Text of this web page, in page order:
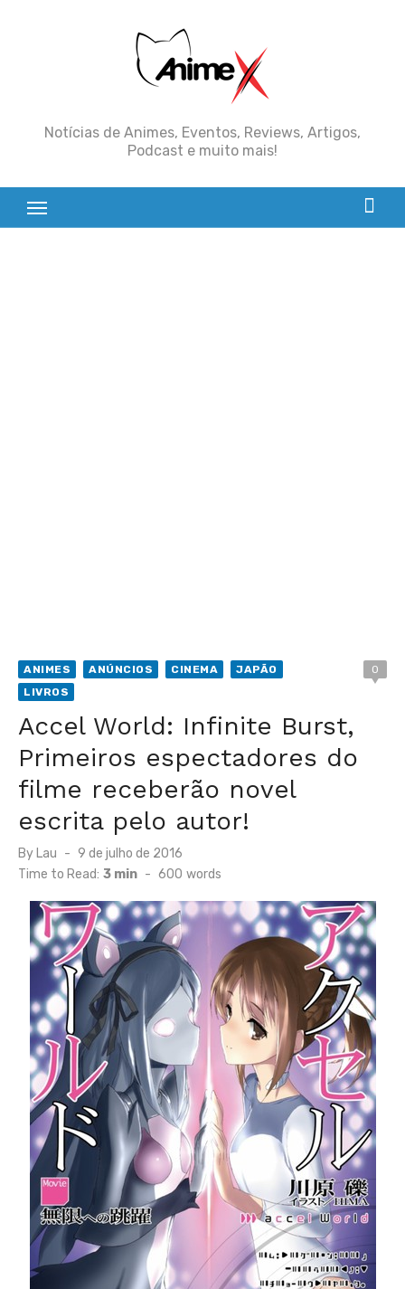
Notícias de Animes, Eventos, Reviews, Artigos,
Podcast e muito mais!
ANIMES ANÚNCIOS CINEMA
JAPÃO
LIVROS
0
Accel World: Infinite Burst,
Primeiros espectadores do
filme receberão novel
escrita pelo autor!
By Lau
Posted
on
9 de julho de 2016
Time to Read: 3 min - 600 words